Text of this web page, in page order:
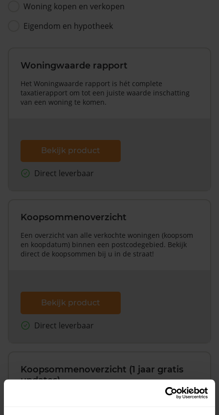
Woning kopen en verkopen
Eigendom en hypotheek
Woningwaarde rapport
Het Woningwaarde rapport is hét complete
taxatierapport om tot een juiste waarde inschatting
van een woning te komen.
Bekijk product
Direct leverbaar
Koopsommenoverzicht
Een overzicht van alle verkochte woningen (koopsom
en koopdatum) binnen een postcodegebied. Bekijk
direct de koopsommen bij u in de straat!
Bekijk product
Direct leverbaar
Koopsommenoverzicht (1 jaar gratis
updates)